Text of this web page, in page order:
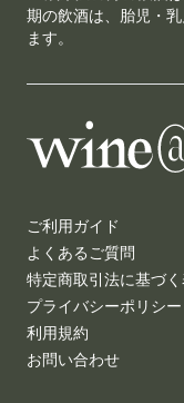
期の飲酒は、胎児・
ます。
ご利用ガイド
よくあるご質問
特定商取引法に基づ
プライバシーポリシー
利用規約
お問い合わせ